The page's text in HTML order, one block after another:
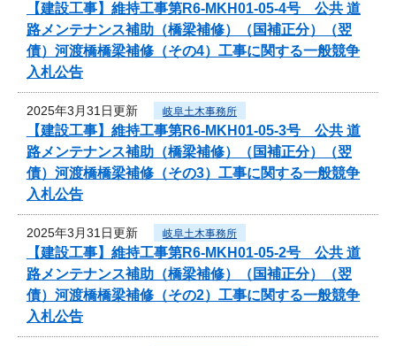
【建設工事】維持工事第R6-MKH01-05-4号 公共 道
路メンテナンス補助（橋梁補修）（国補正分）（翌
債）河渡橋橋梁補修（その4）工事に関する一般競争
入札公告
2025年3月31日更新 岐阜土木事務所
【建設工事】維持工事第R6-MKH01-05-3号 公共 道
路メンテナンス補助（橋梁補修）（国補正分）（翌
債）河渡橋橋梁補修（その3）工事に関する一般競争
入札公告
2025年3月31日更新 岐阜土木事務所
【建設工事】維持工事第R6-MKH01-05-2号 公共 道
路メンテナンス補助（橋梁補修）（国補正分）（翌
債）河渡橋橋梁補修（その2）工事に関する一般競争
入札公告